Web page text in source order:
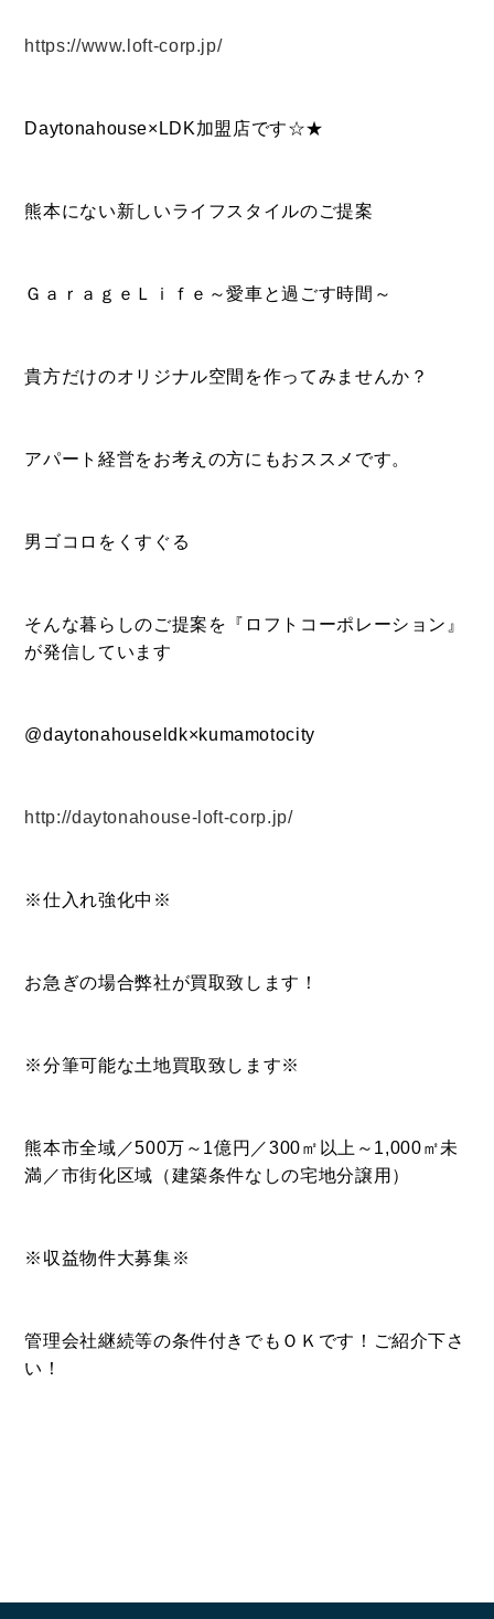
CONTACT お問い合わせ
096-211-6210 受付時間 / 10:00~18:00
https://www.loft-corp.jp/
Daytonahouse×LDK加盟店です☆★
熊本にない新しいライフスタイルのご提案
ＧａｒａｇｅＬｉｆｅ～愛車と過ごす時間～
貴方だけのオリジナル空間を作ってみませんか？
アパート経営をお考えの方にもおススメです。
男ゴコロをくすぐる
そんな暮らしのご提案を『ロフトコーポレーション』
が発信しています
@daytonahouseldk×kumamotocity
http://daytonahouse-loft-corp.jp/
※仕入れ強化中※
お急ぎの場合弊社が買取致します！
※分筆可能な土地買取致します※
熊本市全域／500万～1億円／300㎡以上～1,000㎡未
満／市街化区域（建築条件なしの宅地分譲用）
※収益物件大募集※
管理会社継続等の条件付きでもＯＫです！ご紹介下さ
い！